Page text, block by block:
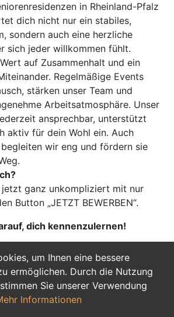
um Ihnen eine bessere
ermöglichen. Durch die Nutzung
Sie unserer Verwendung
Informationen
in Rheinland-Pfalz
dich nicht nur ein stabiles,
sondern auch eine herzliche
sich jeder willkommen fühlt.
auf Zusammenhalt und ein
Regelmäßige Events
stärken unser Team und
Arbeitsatmosphäre. Unser
ansprechbar, unterstützt
aktiv für dein Wohl ein. Auch
wir eng und fördern sie
ganz unkompliziert mit nur
Button „JETZT BEWERBEN“.
dich kennenzulernen!
Jetzt Bewerben